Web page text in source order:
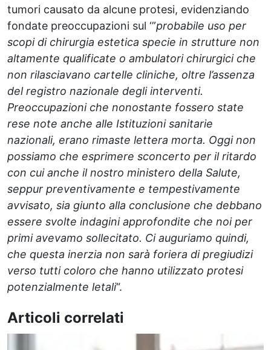
tumori causato da alcune protesi, evidenziando
fondate preoccupazioni sul ‘”probabile uso per
scopi di chirurgia estetica specie in strutture non
altamente qualificate o ambulatori chirurgici che
non rilasciavano cartelle cliniche, oltre l’assenza
del registro nazionale degli interventi.
Preoccupazioni che nonostante fossero state
rese note anche alle Istituzioni sanitarie
nazionali, erano rimaste lettera morta. Oggi non
possiamo che esprimere sconcerto per il ritardo
con cui anche il nostro ministero della Salute,
seppur preventivamente e tempestivamente
avvisato, sia giunto alla conclusione che debbano
essere svolte indagini approfondite che noi per
primi avevamo sollecitato. Ci auguriamo quindi,
che questa inerzia non sarà foriera di pregiudizi
verso tutti coloro che hanno utilizzato protesi
potenzialmente letali“.
Articoli correlati